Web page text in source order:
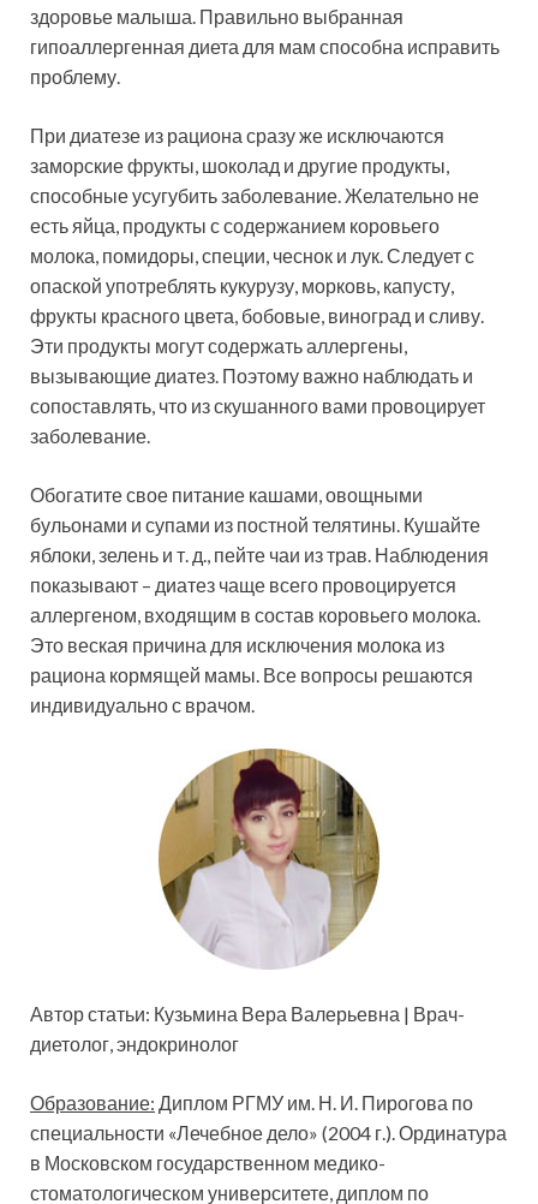
здоровье малыша. Правильно выбранная
гипоаллергенная диета для мам способна исправить
проблему.
При диатезе из рациона сразу же исключаются
заморские фрукты, шоколад и другие продукты,
способные усугубить заболевание. Желательно не
есть яйца, продукты с содержанием коровьего
молока, помидоры, специи, чеснок и лук. Следует с
опаской употреблять кукурузу, морковь, капусту,
фрукты красного цвета, бобовые, виноград и сливу.
Эти продукты могут содержать аллергены,
вызывающие диатез. Поэтому важно наблюдать и
сопоставлять, что из скушанного вами провоцирует
заболевание.
Обогатите свое питание кашами, овощными
бульонами и супами из постной телятины. Кушайте
яблоки, зелень и т. д., пейте чаи из трав. Наблюдения
показывают – диатез чаще всего провоцируется
аллергеном, входящим в состав коровьего молока.
Это веская причина для исключения молока из
рациона кормящей мамы. Все вопросы решаются
индивидуально с врачом.
Автор статьи: Кузьмина Вера Валерьевна | Врач-
диетолог, эндокринолог
Образование: Диплом РГМУ им. Н. И. Пирогова по
специальности «Лечебное дело» (2004 г.). Ординатура
в Московском государственном медико-
стоматологическом университете, диплом по